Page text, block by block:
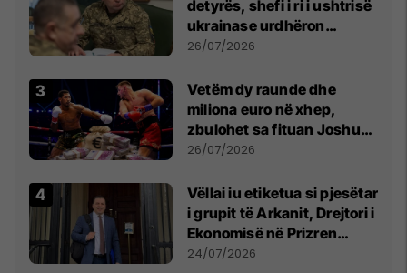
detyrës, shefi i ri i ushtrisë
ukrainase urdhëron
kontroll të madh
26/07/2026
Vetëm dy raunde dhe
miliona euro në xhep,
zbulohet sa fituan Joshua
e Prenga
26/07/2026
Vëllai iu etiketua si pjesëtar
i grupit të Arkanit, Drejtori i
Ekonomisë në Prizren
mohon pretendimet
24/07/2026